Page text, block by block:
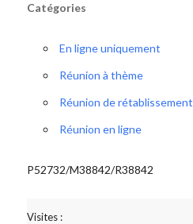
Catégories
En ligne uniquement
Réunion à thème
Réunion de rétablissement
Réunion en ligne
P52732/M38842/R38842
Visites :